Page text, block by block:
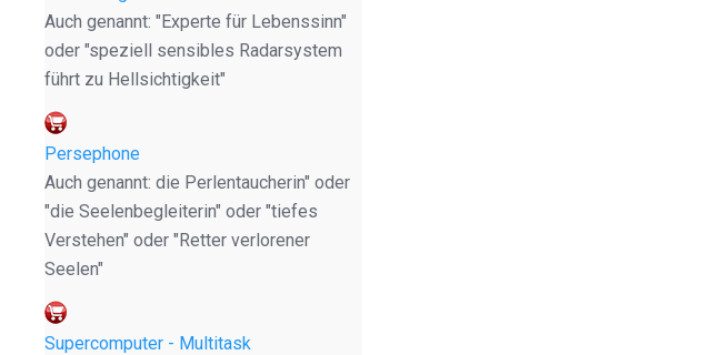
Auch genannt: "Experte für Lebenssinn"
oder "speziell sensibles Radarsystem
führt zu Hellsichtigkeit"
Persephone
Auch genannt: die Perlentaucherin" oder
"die Seelenbegleiterin" oder "tiefes
Verstehen" oder "Retter verlorener
Seelen"
Supercomputer - Multitask